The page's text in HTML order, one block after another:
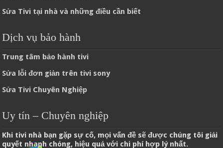
Sửa Tivi tại nhà và những điều cần biết
Dịch vụ bảo hành
Trung tâm bảo hành tivi
Sửa lỗi đơn giản trên tivi sony
Sửa Tivi Chuyên Nghiệp
Uy tín – Chuyên nghiệp
Khi tivi nhà bạn gặp sự cố, mọi vấn đề sẽ được chúng tôi giải
quyết nhanh chóng, hiệu quả với chi phí hợp lý nhất.